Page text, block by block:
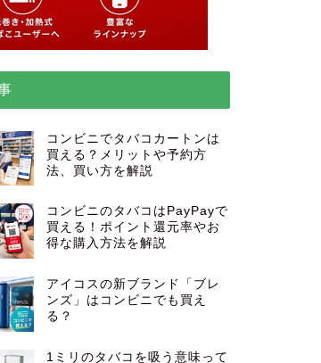
コンビニでタバコカートンは
買える？メリットや予約方
法、買い方を解説
コンビニのタバコはPayPayで
買える！ポイント還元率やお
得な購入方法を解説
アイコスの新ブランド「ブレ
ンズ」はコンビニでも買え
る？
1ミリのタバコを吸う意味って